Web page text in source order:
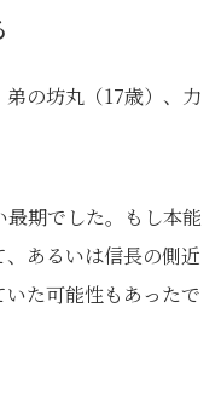
の坊丸（17歳）、力
期でした。もし本能
あるいは信長の側近
た可能性もあったで